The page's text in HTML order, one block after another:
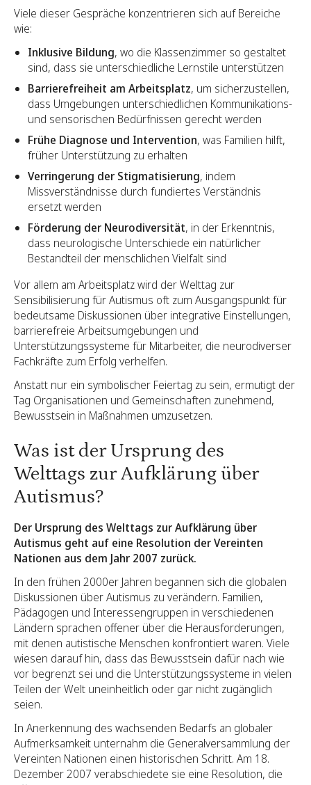
Viele dieser Gespräche konzentrieren sich auf Bereiche
wie:
Inklusive Bildung, wo die Klassenzimmer so gestaltet
sind, dass sie unterschiedliche Lernstile unterstützen
Barrierefreiheit am Arbeitsplatz, um sicherzustellen,
dass Umgebungen unterschiedlichen Kommunikations-
und sensorischen Bedürfnissen gerecht werden
Frühe Diagnose und Intervention, was Familien hilft,
früher Unterstützung zu erhalten
Verringerung der Stigmatisierung, indem
Missverständnisse durch fundiertes Verständnis
ersetzt werden
Förderung der Neurodiversität, in der Erkenntnis,
dass neurologische Unterschiede ein natürlicher
Bestandteil der menschlichen Vielfalt sind
Vor allem am Arbeitsplatz wird der Welttag zur
Sensibilisierung für Autismus oft zum Ausgangspunkt für
bedeutsame Diskussionen über integrative Einstellungen,
barrierefreie Arbeitsumgebungen und
Unterstützungssysteme für Mitarbeiter, die neurodiverser
Fachkräfte zum Erfolg verhelfen.
Anstatt nur ein symbolischer Feiertag zu sein, ermutigt der
Tag Organisationen und Gemeinschaften zunehmend,
Bewusstsein in Maßnahmen umzusetzen.
Was ist der Ursprung des
Welttags zur Aufklärung über
Autismus?
Der Ursprung des Welttags zur Aufklärung über
Autismus geht auf eine Resolution der Vereinten
Nationen aus dem Jahr 2007 zurück.
In den frühen 2000er Jahren begannen sich die globalen
Diskussionen über Autismus zu verändern. Familien,
Pädagogen und Interessengruppen in verschiedenen
Ländern sprachen offener über die Herausforderungen,
mit denen autistische Menschen konfrontiert waren. Viele
wiesen darauf hin, dass das Bewusstsein dafür nach wie
vor begrenzt sei und die Unterstützungssysteme in vielen
Teilen der Welt uneinheitlich oder gar nicht zugänglich
seien.
In Anerkennung des wachsenden Bedarfs an globaler
Aufmerksamkeit unternahm die Generalversammlung der
Vereinten Nationen einen historischen Schritt. Am 18.
Dezember 2007 verabschiedete sie eine Resolution, die